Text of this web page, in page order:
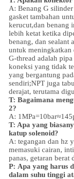
A: Benang G
gasket tambahan
kerucut,dan benang
lebih ketat ketika
benang, dan sealant
untuk meningkatkan
G-thread adalah
koneksi yang tidak
yang bergantung
sendiri;NPT juga
derajat, terutama
T: Bagaimana
2?
A:
T: Apa yang
katup solenoid?
A: tegangan dan hz
memasuki cairan,
panas, getaran berat
P: Apa yang harus
dalam suhu tinggi